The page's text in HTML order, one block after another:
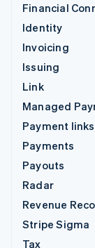
Financial
Identity
Invoicing
Issuing
Link
Managed
Payment links
Payments
Payouts
Radar
Revenue
Stripe Sigma
Tax